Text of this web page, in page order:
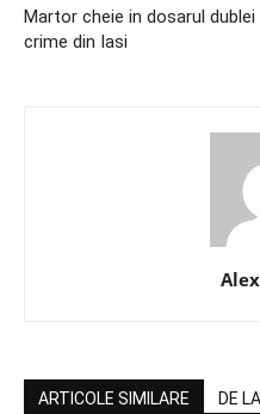
Martor cheie in dosarul dublei
crime din Iasi
ARTICOLE SIMILARE DE